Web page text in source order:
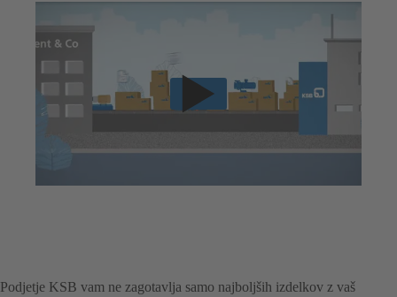
Podjetje KSB vam ne zagotavlja samo najboljših izdelkov z vaš